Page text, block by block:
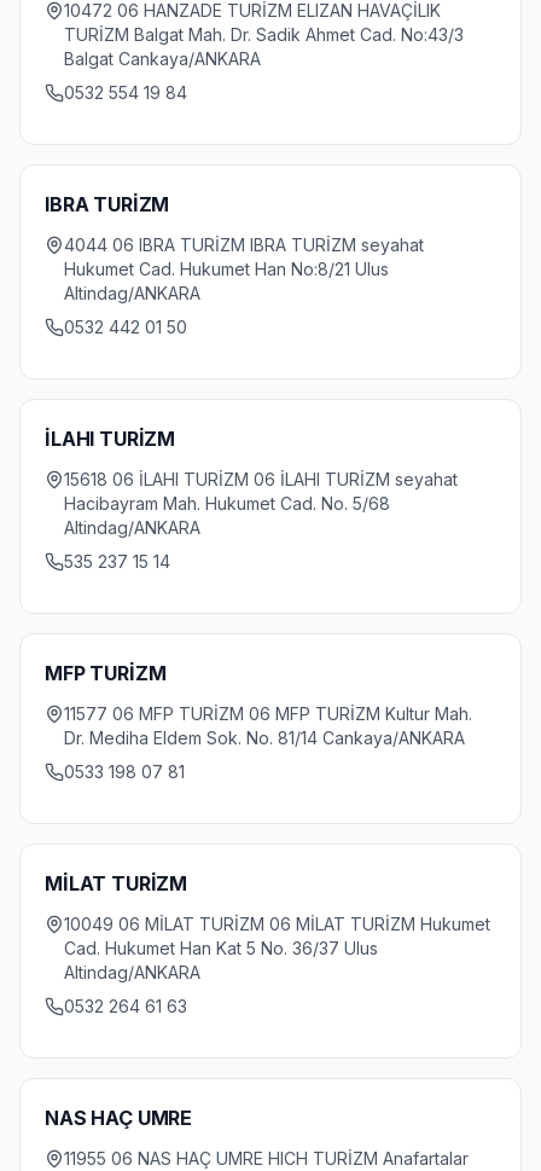
10472 06 HANZADE TURİZM ELIZAN HAVAÇİLIK
TURİZM Balgat Mah. Dr. Sadik Ahmet Cad. No:43/3
Balgat Cankaya/ANKARA
0532 554 19 84
IBRA TURİZM
4044 06 IBRA TURİZM IBRA TURİZM seyahat
Hukumet Cad. Hukumet Han No:8/21 Ulus
Altindag/ANKARA
0532 442 01 50
İLAHI TURİZM
15618 06 İLAHI TURİZM 06 İLAHI TURİZM seyahat
Hacibayram Mah. Hukumet Cad. No. 5/68
Altindag/ANKARA
535 237 15 14
MFP TURİZM
11577 06 MFP TURİZM 06 MFP TURİZM Kultur Mah.
Dr. Mediha Eldem Sok. No. 81/14 Cankaya/ANKARA
0533 198 07 81
MİLAT TURİZM
10049 06 MİLAT TURİZM 06 MİLAT TURİZM Hukumet
Cad. Hukumet Han Kat 5 No. 36/37 Ulus
Altindag/ANKARA
0532 264 61 63
NAS HAÇ UMRE
11955 06 NAS HAÇ UMRE HICH TURİZM Anafartalar